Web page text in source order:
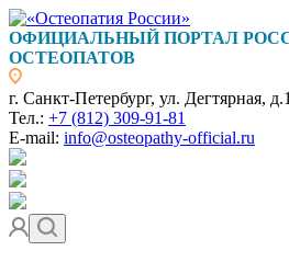
ОФИЦИАЛЬНЫЙ ПОРТАЛ
ОСТЕОПАТОВ
г. Санкт-Петербург, ул. Дегтярная,
Тел.: +7 (812) 309-91-81
E-mail: info@osteopathy-official.ru